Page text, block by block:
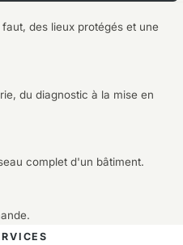
des lieux protégés et une
du diagnostic à la mise en
complet d'un bâtiment.